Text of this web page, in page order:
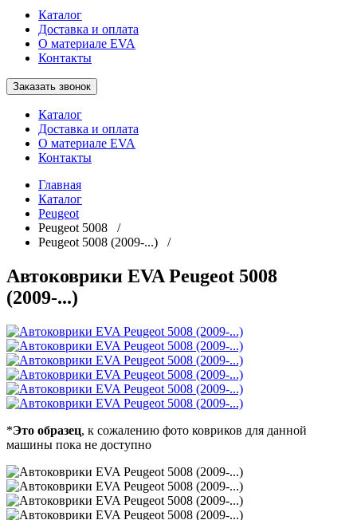
Каталог
Доставка и оплата
О материале EVA
Контакты
Заказать звонок
Каталог
Доставка и оплата
О материале EVA
Контакты
Главная
Каталог
Peugeot
Peugeot 5008 /
Peugeot 5008 (2009-...) /
Автоковрики EVA Peugeot 5008
(2009-...)
*Это образец, к сожалению фото ковриков для данной
машины пока не доступно